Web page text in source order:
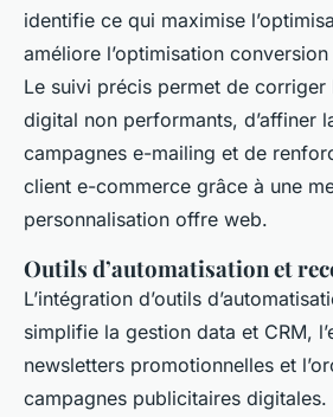
identifie ce qui maximise
améliore l’optimisation
Le suivi précis permet de
digital non performants, d’affiner
campagnes e-mailing et de
client e-commerce grâce à une
personnalisation offre web.
Outils d’automatisation et
L’intégration d’outils
simplifie la gestion data et CRM,
newsletters promotionnelles et
campagnes publicitaires digitales.